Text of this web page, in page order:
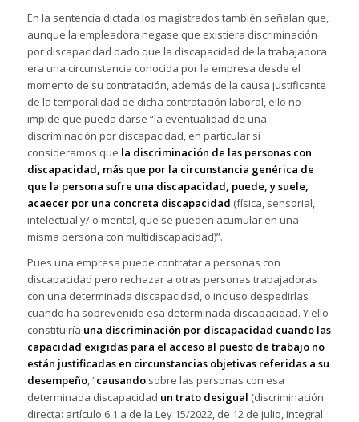
En la sentencia dictada los magistrados también señalan que,
aunque la empleadora negase que existiera discriminación
por discapacidad dado que la discapacidad de la trabajadora
era una circunstancia conocida por la empresa desde el
momento de su contratación, además de la causa justificante
de la temporalidad de dicha contratación laboral, ello no
impide que pueda darse “la eventualidad de una
discriminación por discapacidad, en particular si
consideramos que la discriminación de las personas con
discapacidad, más que por la circunstancia genérica de
que la persona sufre una discapacidad, puede, y suele,
acaecer por una concreta discapacidad (física, sensorial,
intelectual y/ o mental, que se pueden acumular en una
misma persona con multidiscapacidad)”.
Pues una empresa puede contratar a personas con
discapacidad pero rechazar a otras personas trabajadoras
con una determinada discapacidad, o incluso despedirlas
cuando ha sobrevenido esa determinada discapacidad. Y ello
constituiría una discriminación por discapacidad cuando las
capacidad exigidas para el acceso al puesto de trabajo no
están justificadas en circunstancias objetivas referidas a su
desempeño, “causandosobre las personas con esa
determinada discapacidad un trato desigual (discriminación
directa: artículo 6.1.a de la Ley 15/2022, de 12 de julio, integral